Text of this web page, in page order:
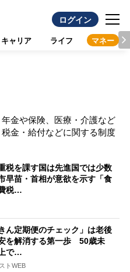
ログイン
キャリア ライフ マネー
金や保険、医療・介護など
金・給付などに関する制度
税を課す国は先進国では少数
早苗・首相が意欲を示す「食
税…
ん定期便のチェック」は老後
を解消する第一歩 50歳未
で…
トWEB